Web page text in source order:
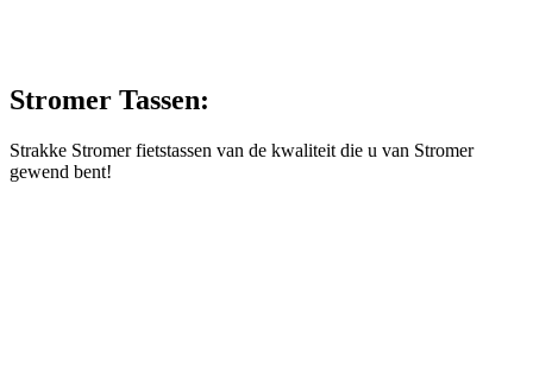
Stromer Tassen:
Strakke Stromer fietstassen van de kwaliteit die u van Stromer
gewend bent!